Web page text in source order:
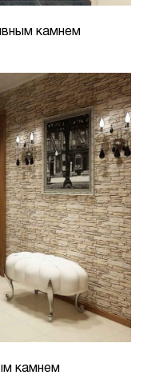
камнем
камнем